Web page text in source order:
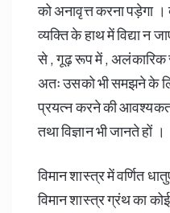
को अनावृत्त करना पड़ेगा
व्यक्ति के हाथ में विद्या न
से , गूढ़ रूप में , अलंकारिक
अतः उसको भी समझने के
प्रयत्न करने की
तथा विज्ञान भी जानते हों ।
विमान शास्त्र में वर्णित
विमान शास्त्र ग्रंथ का